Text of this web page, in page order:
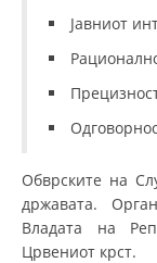
Јавниот
Обврските на
државата.
Владата на
Црвениот крст.